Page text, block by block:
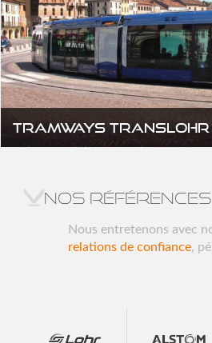
Tramways TRANSLOHR
Nos références
Nous entretenons avec
relations de confiance,